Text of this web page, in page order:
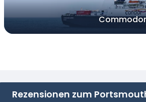
Rezensionen zum